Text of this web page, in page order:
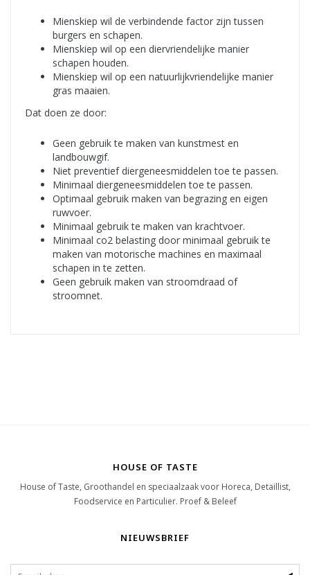
Mienskiep wil de verbindende factor zijn tussen
burgers en schapen.
Mienskiep wil op een diervriendelijke manier
schapen houden.
Mienskiep wil op een natuurlijkvriendelijke manier
gras maaien.
Dat doen ze door:
Geen gebruik te maken van kunstmest en
landbouwgif.
Niet preventief diergeneesmiddelen toe te passen.
Minimaal diergeneesmiddelen toe te passen.
Optimaal gebruik maken van begrazing en eigen
ruwvoer.
Minimaal gebruik te maken van krachtvoer.
Minimaal co2 belasting door minimaal gebruik te
maken van motorische machines en maximaal
schapen in te zetten.
Geen gebruik maken van stroomdraad of
stroomnet.
HOUSE OF TASTE
House of Taste, Groothandel en speciaalzaak voor Horeca, Detaillist,
Foodservice en Particulier. Proef & Beleef
NIEUWSBRIEF